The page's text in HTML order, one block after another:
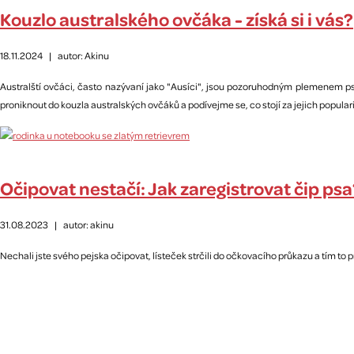
Kouzlo australského ovčáka - získá si i vás?
18.11.2024 | autor: Akinu
Australští ovčáci, často nazývaní jako "Ausíci", jsou pozoruhodným plemenem
proniknout do kouzla australských ovčáků a podívejme se, co stojí za jejich
Očipovat nestačí: Jak zaregistrovat čip
31.08.2023 | autor: akinu
Nechali jste svého pejska očipovat, lísteček strčili do očkovacího průkazu a tím to